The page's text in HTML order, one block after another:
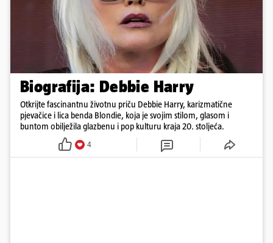
Biografija: Debbie Harry
Otkrijte fascinantnu životnu priču Debbie Harry, karizmatične
pjevačice i lica benda Blondie, koja je svojim stilom, glasom i
buntom obilježila glazbenu i pop kulturu kraja 20. stoljeća.
4